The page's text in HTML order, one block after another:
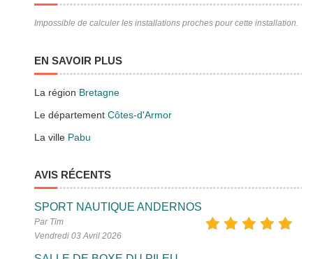
Impossible de calculer les installations proches pour cette installation.
EN SAVOIR PLUS
La région Bretagne
Le départementCôtes-d'Armor
La ville Pabu
AVIS RÉCENTS
SPORT NAUTIQUE ANDERNOS
Par Tim
Vendredi 03 Avril 2026